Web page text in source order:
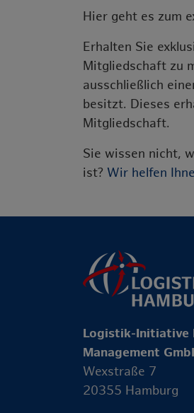
Hier geht es zum
Erhalten Sie
Mitgliedschaft zu
ausschließlich
besitzt. Dieses
Mitgliedschaft.
Sie wissen nicht,
ist? Wir helfen
Logistik-Initiative
Management
Wexstraße 7
20355 Hamburg